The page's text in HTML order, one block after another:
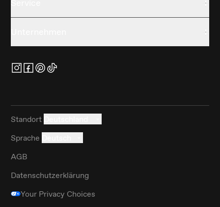
Standort
Sprache
AGB
Datenschutzerklärung
Your Privacy Choices